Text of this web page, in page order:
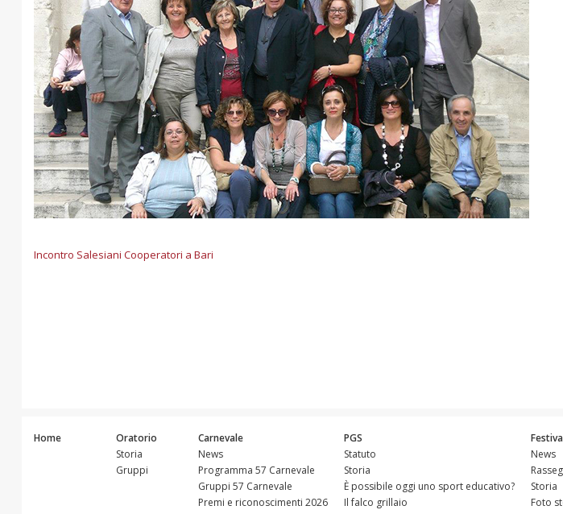
Incontro Salesiani Cooperatori a Bari
Home
Oratorio
Storia
Gruppi
Carnevale
News
Programma 57 Carnevale
Gruppi 57 Carnevale
Premi e riconoscimenti 2026
PGS
Statuto
Storia
È possibile oggi uno sport educativo?
Il falco grillaio
News
Storia
Foto